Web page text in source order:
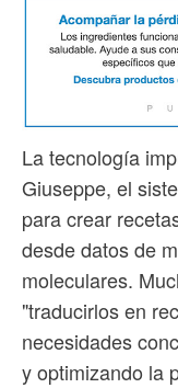
La tecnología
Giuseppe, el
para crear
desde datos de
moleculares.
"traducirlos en
necesidades
y optimizando la